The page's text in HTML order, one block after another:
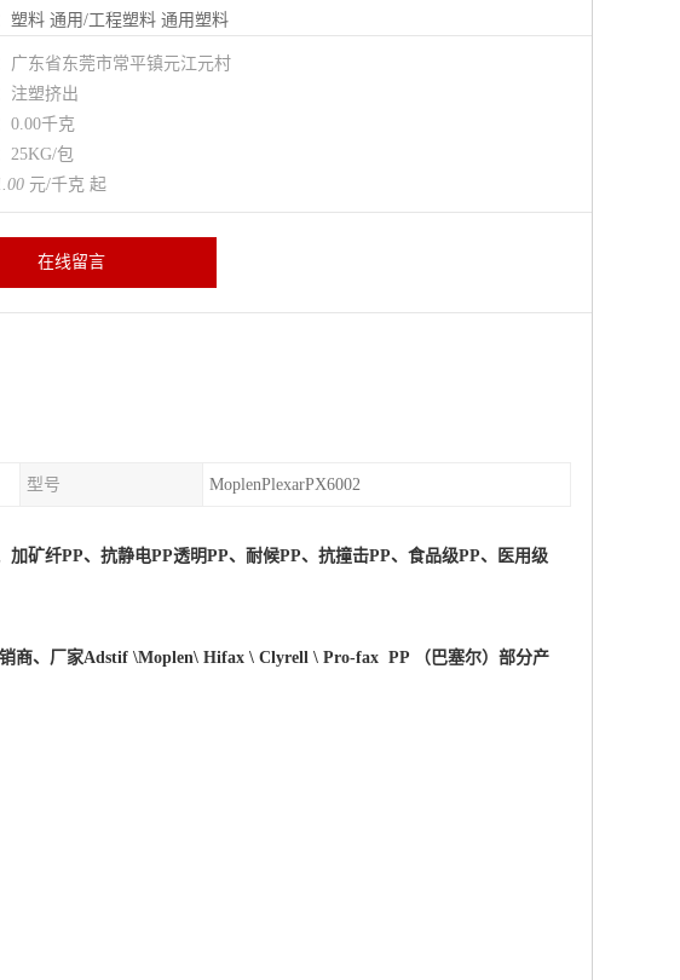
塑料 通用/工程塑料 通用塑料
广东省东莞市常平镇元江元村
注塑挤出
0.00千克
25KG/包
元/千克 起
在线留言
型号 MoplenPlexarPX6002
加矿纤PP、抗静电PP透明PP、耐候PP、抗撞击PP、食品级PP、医用级
商、厂家Adstif \Moplen\ Hifax \ Clyrell \ Pro-fax PP （巴塞尔）部分产